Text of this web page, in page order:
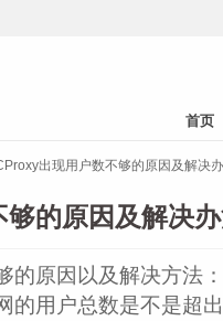
首页
出现用户数不够的原因及解决
的原因及解决
原因以及解决方法：
用户总数是不是超